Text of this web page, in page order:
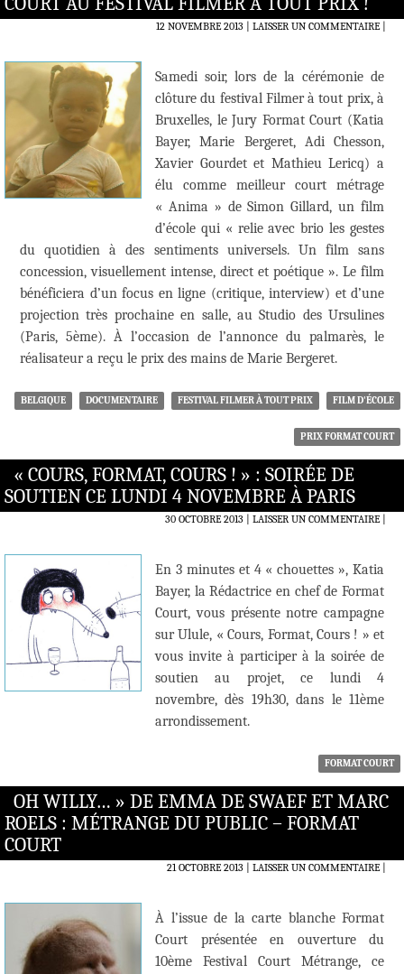
12 NOVEMBRE 2013 LAISSER UN COMMENTAIRE|
Samedi soir, lors de la cérémonie de
clôture du festival Filmer à tout prix, à
Bruxelles, le Jury Format Court (Katia
Bayer, Marie Bergeret, Adi Chesson,
Xavier Gourdet et Mathieu Lericq) a
élu comme meilleur court métrage
« Anima » de Simon Gillard, un film
d’école qui « relie avec brio les gestes
du quotidien à des sentiments universels. Un film sans
concession, visuellement intense, direct et poétique ». Le film
bénéficiera d’un focus en ligne (critique, interview) et d’une
projection très prochaine en salle, au Studio des Ursulines
(Paris, 5ème). À l’occasion de l’annonce du palmarès, le
réalisateur a reçu le prix des mains de Marie Bergeret.
BELGIQUE DOCUMENTAIRE FESTIVAL FILMER À TOUT PRIX FILM D'ÉCOLE
PRIX FORMAT COURT
« COURS, FORMAT, COURS ! » : SOIRÉE DE
SOUTIEN CE LUNDI 4 NOVEMBRE À PARIS
30 OCTOBRE 2013 LAISSER UN COMMENTAIRE|
En 3 minutes et 4 « chouettes », Katia
Bayer, la Rédactrice en chef de Format
Court, vous présente notre campagne
sur Ulule, « Cours, Format, Cours ! » et
vous invite à participer à la soirée de
soutien au projet, ce lundi 4
novembre, dès 19h30, dans le 11ème
arrondissement.
FORMAT COURT
OH WILLY… » DE EMMA DE SWAEF ET MARC
ROELS : MÉTRANGE DU PUBLIC – FORMAT
COURT
21 OCTOBRE 2013 LAISSER UN COMMENTAIRE|
À l’issue de la carte blanche Format
Court présentée en ouverture du
10ème Festival Court Métrange, ce